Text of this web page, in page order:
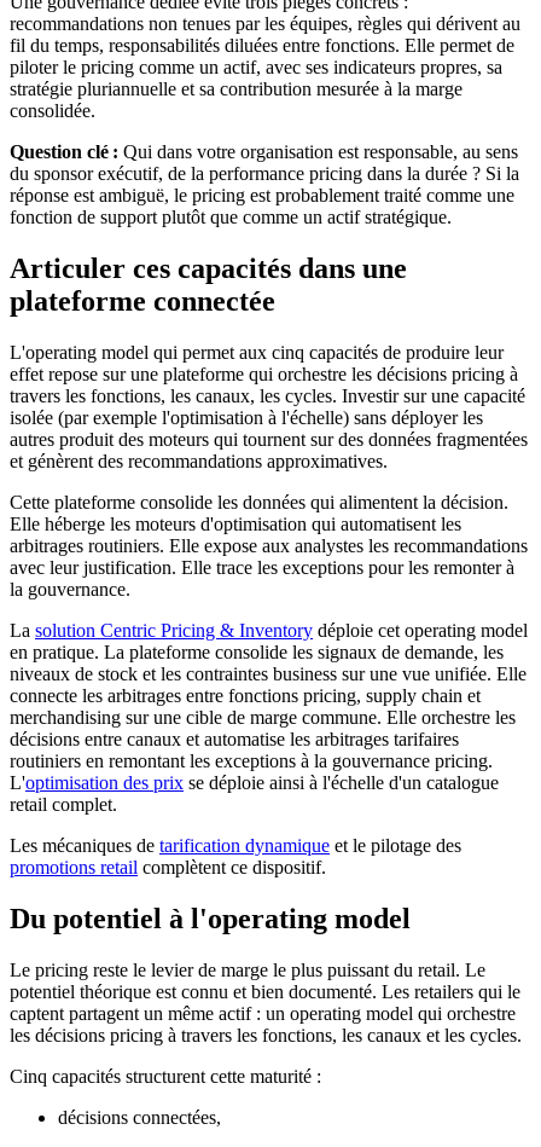
recommandations non tenues par les équipes, règles qui dérivent au
fil du temps, responsabilités diluées entre fonctions. Elle permet de
piloter le pricing comme un actif, avec ses indicateurs propres, sa
stratégie pluriannuelle et sa contribution mesurée à la marge
consolidée.
Question clé : Qui dans votre organisation est responsable, au sens
du sponsor exécutif, de la performance pricing dans la durée ? Si la
réponse est ambiguë, le pricing est probablement traité comme une
fonction de support plutôt que comme un actif stratégique.
Articuler ces capacités dans une
plateforme connectée
L'operating model qui permet aux cinq capacités de produire leur
effet repose sur une plateforme qui orchestre les décisions pricing à
travers les fonctions, les canaux, les cycles. Investir sur une capacité
isolée (par exemple l'optimisation à l'échelle) sans déployer les
autres produit des moteurs qui tournent sur des données fragmentées
et génèrent des recommandations approximatives.
Cette plateforme consolide les données qui alimentent la décision.
Elle héberge les moteurs d'optimisation qui automatisent les
arbitrages routiniers. Elle expose aux analystes les recommandations
avec leur justification. Elle trace les exceptions pour les remonter à
la gouvernance.
La solution Centric Pricing & Inventory déploie cet operating model
en pratique. La plateforme consolide les signaux de demande, les
niveaux de stock et les contraintes business sur une vue unifiée. Elle
connecte les arbitrages entre fonctions pricing, supply chain et
merchandising sur une cible de marge commune. Elle orchestre les
décisions entre canaux et automatise les arbitrages tarifaires
routiniers en remontant les exceptions à la gouvernance pricing.
L'optimisation des prix se déploie ainsi à l'échelle d'un catalogue
retail complet.
Les mécaniques de tarification dynamique et le pilotage des
promotions retail complètent ce dispositif.
Du potentiel à l'operating model
Le pricing reste le levier de marge le plus puissant du retail. Le
potentiel théorique est connu et bien documenté. Les retailers qui le
captent partagent un même actif : un operating model qui orchestre
les décisions pricing à travers les fonctions, les canaux et les cycles.
Cinq capacités structurent cette maturité :
décisions connectées,